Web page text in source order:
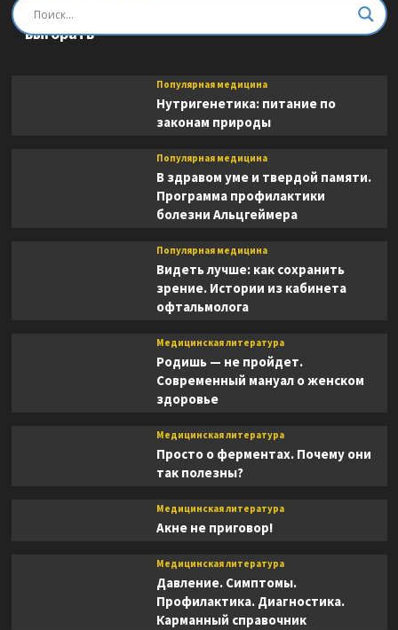
Быть врачом. Как помогать, развиваться и не
выгорать
Популярная медицина
Нутригенетика: питание по
законам природы
Популярная медицина
В здравом уме и твердой памяти.
Программа профилактики
болезни Альцгеймера
Популярная медицина
Видеть лучше: как сохранить
зрение. Истории из кабинета
офтальмолога
Медицинская литература
Родишь — не пройдет.
Современный мануал о женском
здоровье
Медицинская литература
Просто о ферментах. Почему они
так полезны?
Медицинская литература
Акне не приговор!
Медицинская литература
Давление. Симптомы.
Профилактика. Диагностика.
Карманный справочник